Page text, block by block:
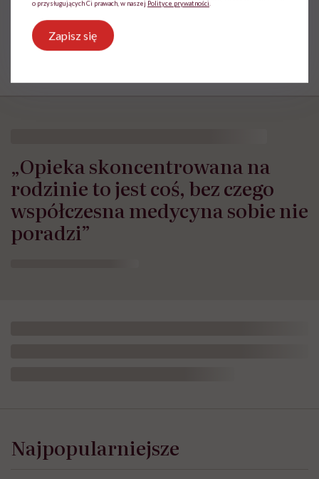
„Opieka skoncentrowana na
rodzinie to jest coś, bez czego
współczesna medycyna sobie nie
poradzi”
Najpopularniejsze
o przysługujących Ci prawach, w naszej Polityce prywatności
Zapisz się